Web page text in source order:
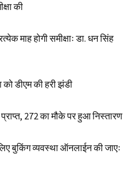
की
माह होगी समीक्षाः डा. धन सिंह
को डीएम की हरी झंडी
272 का मौके पर हुआ निस्तारण
बुकिंग व्यवस्था ऑनलाईन की जाएः